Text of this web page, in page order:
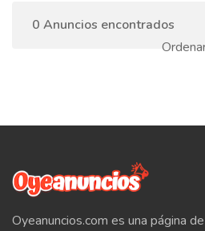
0 Anuncios encontrados
Oyeanuncios.com es una página